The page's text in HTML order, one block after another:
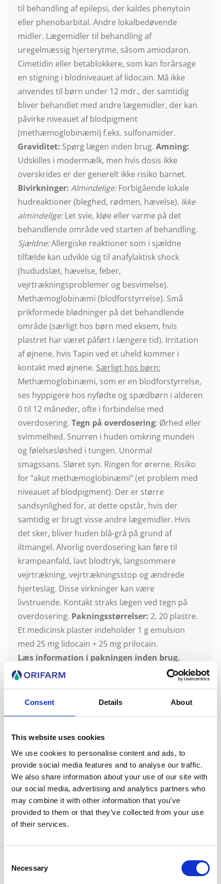
Consent Details About
This website uses cookies
We use cookies to personalise content and ads, to
provide social media features and to analyse our traffic.
We also share information about your use of our site with
our social media, advertising and analytics partners who
may combine it with other information that you’ve
provided to them or that they’ve collected from your use
of their services.
Selection
Necessary
til behandling af epilepsi, der kaldes phenytoin
eller phenobarbital. Andre lokalbedøvende
midler. Lægemidler til behandling af
uregelmæssig hjerterytme, såsom amiodaron.
Cimetidin eller betablokkere, som kan forårsage
en stigning i blodniveauet af lidocain. Må ikke
anvendes til børn under 12 mdr., der samtidig
bliver behandlet med andre lægemidler, der kan
påvirke niveauet af blodpigment
(methæmoglobinæmi) f.eks. sulfonamider.
Graviditet: Spørg lægen inden brug. Amning:
Udskilles i modermælk, men hvis dosis ikke
overskrides er der generelt ikke risiko barnet.
Bivirkninger: Almindelige:Forbigående lokale
hudreaktioner (bleghed, rødmen, hævelse). Ikke
almindelige:Let svie, kløe eller varme på det
behandlende område ved starten af behandling.
Sjældne:Allergiske reaktioner som i sjældne
tilfælde kan udvikle sig til anafylaktisk shock
(hududslæt, hævelse, feber,
vejrtrækningsproblemer og besvimelse).
Methæmoglobinæmi (blodforstyrrelse). Små
prikformede blødninger på det behandlende
område (særligt hos børn med eksem, hvis
plastret har været påført i længere tid). Irritation
af øjnene, hvis Tapin ved et uheld kommer i
kontakt med øjnene. Særligt hos børn:
Methæmoglobinæmi, som er en blodforstyrrelse,
ses hyppigere hos nyfødte og spædbørn i alderen
0 til 12 måneder, ofte i forbindelse med
overdosering. Tegn på overdosering: Ørhed eller
svimmelhed. Snurren i huden omkring munden
og følelsesløshed i tungen. Unormal
smagssans. Sløret syn. Ringen for ørerne. Risiko
for ”akut methæmoglobinæmi” (et problem med
niveauet af blodpigment). Der er større
sandsynlighed for, at dette opstår, hvis der
samtidig er brugt visse andre lægemidler. Hvis
det sker, bliver huden blå-grå på grund af
iltmangel. Alvorlig overdosering kan føre til
krampeanfald, lavt blodtryk, langsommere
vejrtrækning, vejrtrækningsstop og ændrede
hjerteslag. Disse virkninger kan være
livstruende. Kontakt straks lægen ved tegn på
overdosering. Pakningsstørrelser: 2, 20 plastre.
Et medicinsk plaster indeholder 1 g emulsion
med 25 mg lidocain + 25 mg prilocain.
Læs information i pakningen inden brug.
Kontakt lægen eller apoteket, hvis du er i tvivl.
Energivej 15, 5260 Odense S.
PRODUKT BESKRIVELSE
DOSERING